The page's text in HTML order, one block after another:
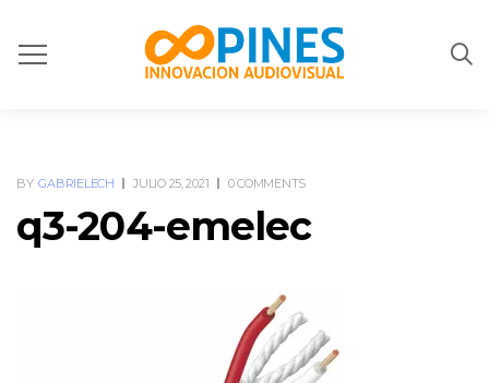
BY GABRIELECH JULIO 25, 2021 0 COMMENTS
q3-204-emelec